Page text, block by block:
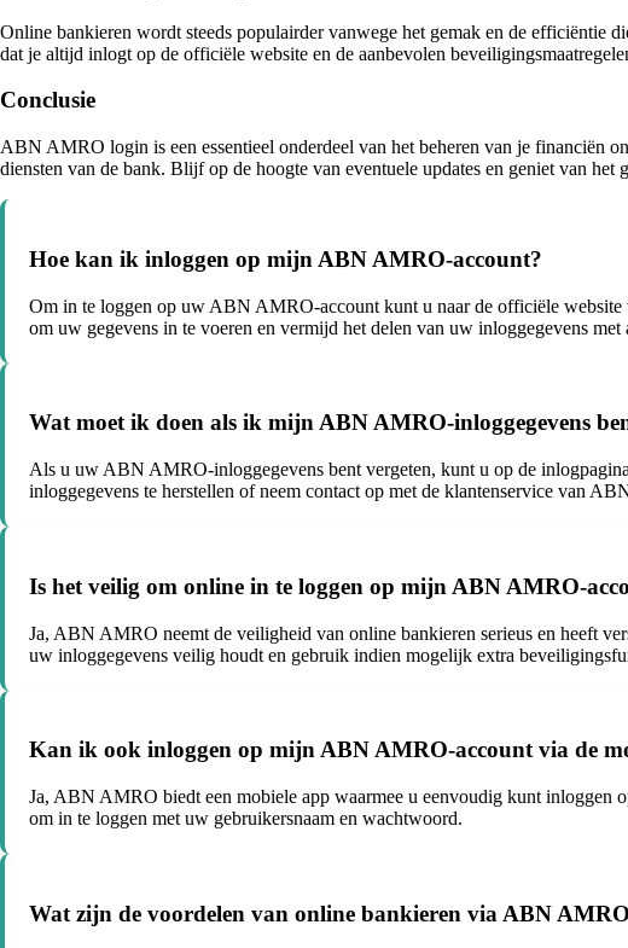
Online bankieren wordt steeds populairder vanwege het gemak en de efficiëntie
dat je altijd inlogt op de officiële website en de aanbevolen
Conclusie
ABN AMRO login is een essentieel onderdeel van het beheren van je financiën
diensten van de bank. Blijf op de hoogte van eventuele updates en geniet van
Hoe kan ik inloggen op mijn ABN AMRO-account?
Om in te loggen op uw ABN AMRO-account kunt u naar de officiële
om uw gegevens in te voeren en vermijd het delen van uw inloggegevens met
Wat moet ik doen als ik mijn ABN AMRO-inloggegevens
Als u uw ABN AMRO-inloggegevens bent vergeten, kunt u op de
inloggegevens te herstellen of neem contact op met de klantenservice van
Is het veilig om online in te loggen op mijn ABN AMRO-
Ja, ABN AMRO neemt de veiligheid van online bankieren serieus en heeft
uw inloggegevens veilig houdt en gebruik indien mogelijk extra
Kan ik ook inloggen op mijn ABN AMRO-account via de
Ja, ABN AMRO biedt een mobiele app waarmee u eenvoudig kunt
om in te loggen met uw gebruikersnaam en wachtwoord.
Wat zijn de voordelen van online bankieren via ABN